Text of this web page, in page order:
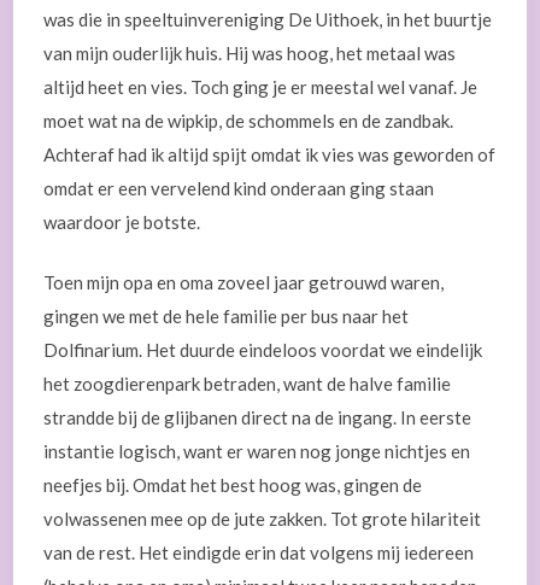
was die in speeltuinvereniging De Uithoek, in het buurtje
van mijn ouderlijk huis. Hij was hoog, het metaal was
altijd heet en vies. Toch ging je er meestal wel vanaf. Je
moet wat na de wipkip, de schommels en de zandbak.
Achteraf had ik altijd spijt omdat ik vies was geworden of
omdat er een vervelend kind onderaan ging staan
waardoor je botste.
Toen mijn opa en oma zoveel jaar getrouwd waren,
gingen we met de hele familie per bus naar het
Dolfinarium. Het duurde eindeloos voordat we eindelijk
het zoogdierenpark betraden, want de halve familie
strandde bij de glijbanen direct na de ingang. In eerste
instantie logisch, want er waren nog jonge nichtjes en
neefjes bij. Omdat het best hoog was, gingen de
volwassenen mee op de jute zakken. Tot grote hilariteit
van de rest. Het eindigde erin dat volgens mij iedereen